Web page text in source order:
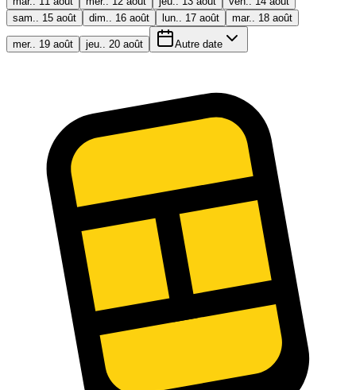
sam.. 15 août
dim.. 16 août lun.. 17 août mar.. 18 août
mer.. 19 août jeu.. 20 août Autre date